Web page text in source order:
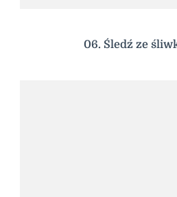
06. Śledź ze